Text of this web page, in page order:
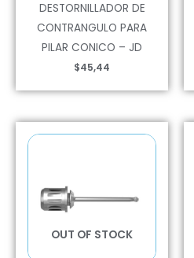
DESTORNILLADOR DE
CONTRANGULO PARA
PILAR CONICO – JD
$45,44
OUT OF STOCK